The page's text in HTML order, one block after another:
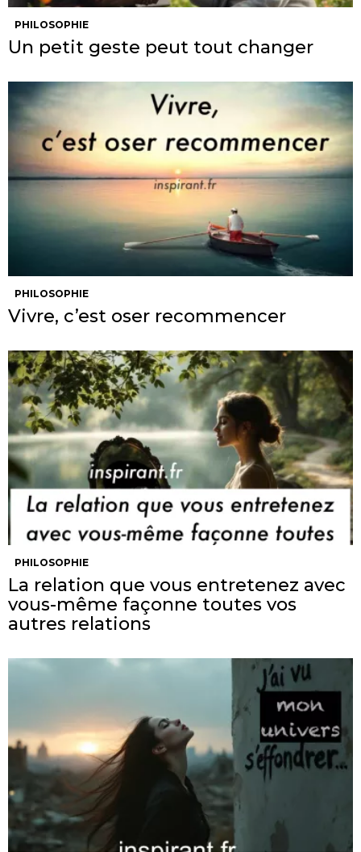
PHILOSOPHIE
Un petit geste peut tout changer
PHILOSOPHIE
Vivre, c’est oser recommencer
PHILOSOPHIE
La relation que vous entretenez avec
vous-même façonne toutes vos
autres relations